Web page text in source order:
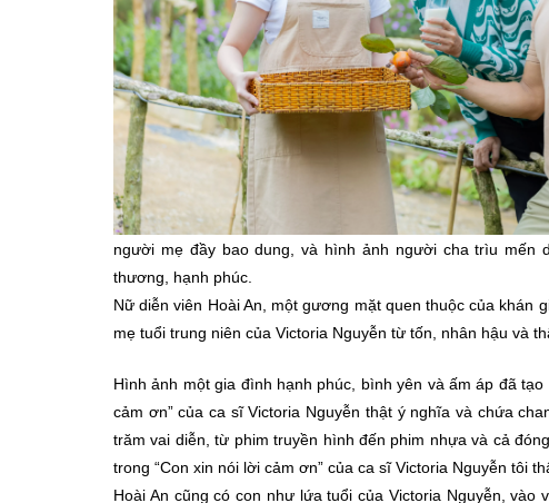
người mẹ đầy bao dung, và hình ảnh người cha trìu mến
thương, hạnh phúc.
Nữ diễn viên Hoài An, một gương mặt quen thuộc của khán
mẹ tuổi trung niên của Victoria Nguyễn từ tốn, nhân hậu và
Hình ảnh một gia đình hạnh phúc, bình yên và ấm áp đã
cảm ơn” của ca sĩ Victoria Nguyễn thật ý nghĩa và chứa
trăm vai diễn, từ phim truyền hình đến phim nhựa và cả
trong “Con xin nói lời cảm ơn” của ca sĩ Victoria Nguyễn tôi
Hoài An cũng có con như lứa tuổi của Victoria Nguyễn,